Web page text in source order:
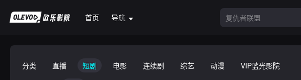
首页 导航
分类 直播 短剧 电影 连续剧 综艺 动漫
VIP蓝光影院